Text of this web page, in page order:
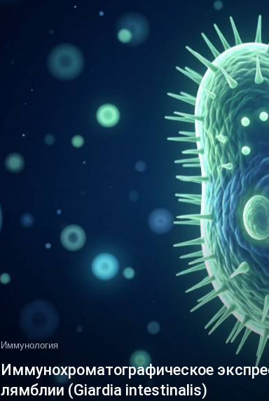
Иммунология
Иммунохроматографическое
лямблии (Giardia intestinalis)